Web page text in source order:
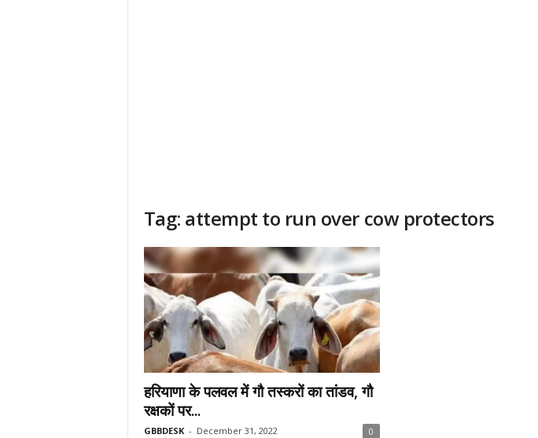
Tag: attempt to run over cow protectors
हरियाणा के पलवल में गौ तस्करों का तांडव, गौ
रक्षकों पर...
GBBDESK - December 31, 2022 0